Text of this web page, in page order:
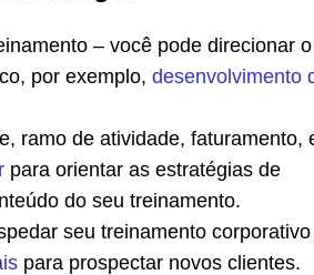
– você pode direcionar o
por exemplo, desenvolvimento
ramo de atividade, faturamento,
para orientar as estratégias de
do seu treinamento.
seu treinamento corporativo
para prospectar novos clientes.